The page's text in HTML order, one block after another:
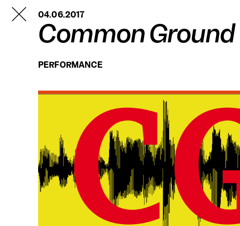
TANZFABRIK
BERLIN04.06.2017
Common Ground
PERFORMANCE